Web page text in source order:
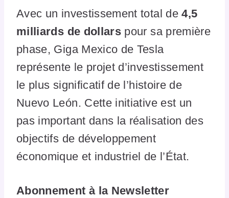
Avec un investissement total de4,5
milliards de dollars pour sa première
phase, Giga Mexico de Tesla
représente le projet d’investissement
le plus significatif de l’histoire de
Nuevo León. Cette initiative est un
pas important dans la réalisation des
objectifs de développement
économique et industriel de l’État.
Abonnement à la Newsletter